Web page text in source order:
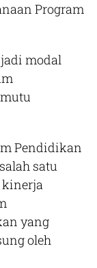
Program
modal
Pendidikan
satu
yang
oleh